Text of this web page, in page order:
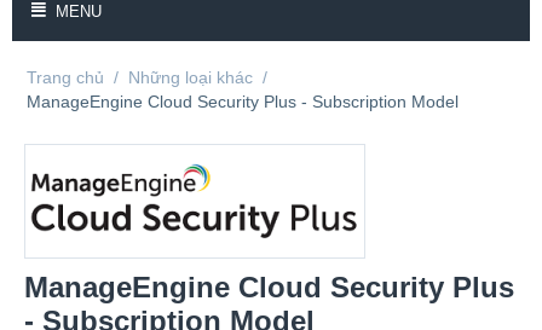
MENU
Trang chủ / Những loại khác /
ManageEngine Cloud Security Plus - Subscription Model
ManageEngine Cloud Security Plus
- Subscription Model